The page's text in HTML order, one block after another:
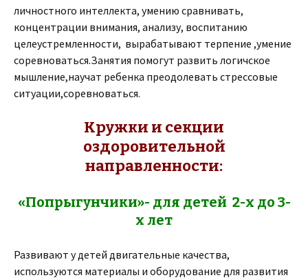
личностного интеллекта, умению сравнивать,
концентрации внимания, анализу, воспитанию
целеустремленности, вырабатывают терпение ,умение
соревноваться.Занятия помогут развить логичское
мышление,научат ребенка преодолевать стрессовые
ситуации,соревноваться.
Кружки и секции
оздоровительной
направленности:
«Попрыгунчики»- для детей 2-х до 3-
х лет
Развивают у детей двигательные качества,
используются материалы и оборудование для развития